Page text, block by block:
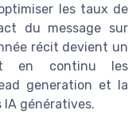
les taux de
du message sur
récit devient un
en continu les
generation et la
IA génératives.